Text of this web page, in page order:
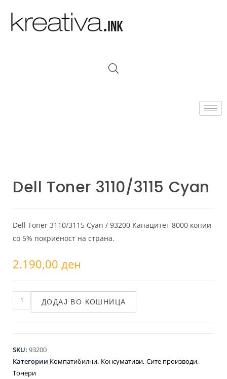
Dell Toner 3110/3115 Cyan
Dell Toner 3110/3115 Cyan / 93200 Капацитет 8000 копии
со 5% покриеност на страна.
2.190,00 ден
ДОДАЈ ВО КОШНИЦА
SKU: 93200
Категории Компатибилни, Консумативи, Сите производи,
Тонери